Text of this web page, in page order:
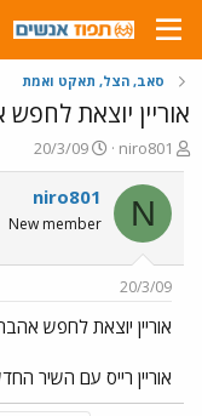
סאב, הצל, תאקט ואמת
אוריין יוצאת
פ
ו
ת
ח
ה
ו
ש
א
niro801
פ
ו
ר
ם
ר
20/3/09
N
niro801
New member
20/3/09
אוריין יוצאת לחפש
אוריין רייס עם השיר